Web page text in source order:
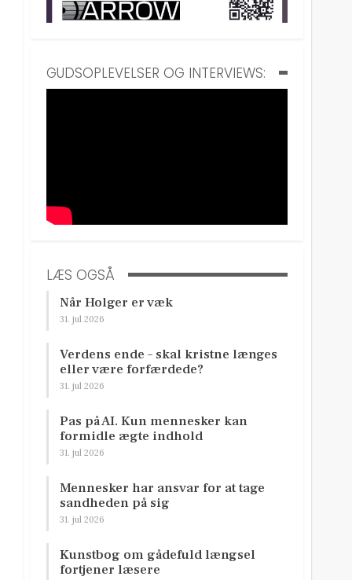
GUDSOPLEVELSER OG INTERVIEWS:
LÆS OGSÅ
Når Holger er væk
31. jul 2026
Verdens ende – skal kristne længes
eller være forfærdede?
31. jul 2026
Pas på AI. Kun mennesker kan
formidle ægte indhold
31. jul 2026
Mennesker har ansvar for at tage
sandheden på sig
31. jul 2026
Kunstbog om gådefuld længsel
fortjener læsere